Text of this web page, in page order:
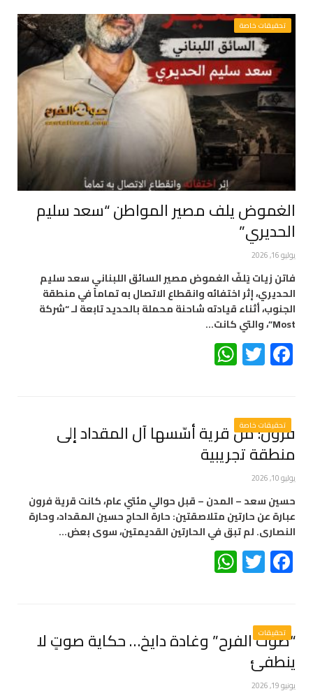
تحقيقات خاصة
الغموض يلف مصير المواطن “سعد سليم
الحديري”
يوليو 16, 2026
فاتن زيات يَلفّ الغموض مصير السائق اللبناني سعد سليم
الحديري، إثر اختفائه وانقطاع الاتصال به تماماً في منطقة
الجنوب، أثناء قيادته شاحنة محملة بالحديد تابعة لـ “شركة
Most”، والتي كانت…
Facebook
Twitter
تحقيقات خاصة
فرون: من قرية أسّسها آل المقداد إلى
منطقة تجريبية
يوليو 10, 2026
حسين سعد – المدن – قبل حوالي مئتي عام، كانت قرية فرون
عبارة عن حارتين متلاصقتين: حارة الحاج حسين المقداد، وحارة
النصارى. لم تبق في الحارتين القديمتين، سوى بعض…
Facebook
Twitter
تحقيقات
“صوت الفرح” وغادة دايخ… حكاية صوتٍ لا
ينطفئ
يونيو 19, 2026